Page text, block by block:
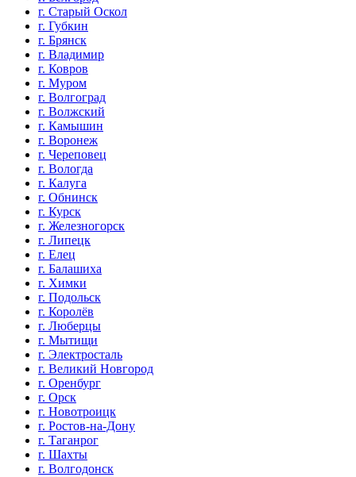
г. Старый Оскол
г. Губкин
г. Брянск
г. Владимир
г. Ковров
г. Муром
г. Волгоград
г. Волжский
г. Камышин
г. Воронеж
г. Череповец
г. Вологда
г. Калуга
г. Обнинск
г. Курск
г. Железногорск
г. Липецк
г. Елец
г. Балашиха
г. Химки
г. Подольск
г. Королёв
г. Люберцы
г. Мытищи
г. Электросталь
г. Великий Новгород
г. Оренбург
г. Орск
г. Новотроицк
г. Ростов-на-Дону
г. Таганрог
г. Шахты
г. Волгодонск